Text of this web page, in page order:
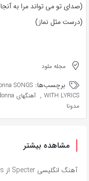
(صدای تو می تواند مرا به
(درست مثل نماز)
مجله ملود
برچسب‌ها: SONGS
WITH LYRICS
, آهنگهای Madonna با متن
مدونا
مشاهده بیشتر
آهنگ انگلیسی Specter از Bad Omens به همراه متن و ترجمه مجزا